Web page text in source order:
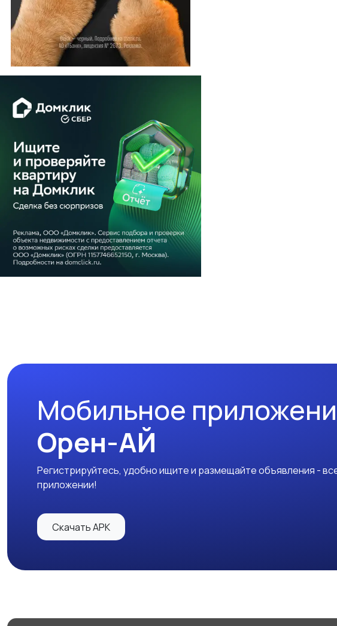
Мобильное
Орен-АЙ
Регистрируйтесь, удобно ищите и размещайте объявления -
приложении!
Скачать APK